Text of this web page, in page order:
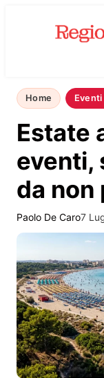
Home Eventi
Estate
eventi,
da non
Paolo De Caro7